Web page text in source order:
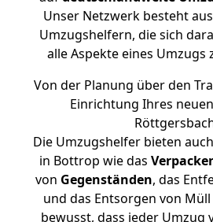
Unser Netzwerk besteht
Umzugshelfern, die sich
alle Aspekte eines Umzugs
Von der Planung über den
Einrichtung Ihres
Die Umzugshelfer bieten
in Bottrop wie das
von Gegenständen, das
und das Entsorgen von
bewusst, dass jeder Umzug